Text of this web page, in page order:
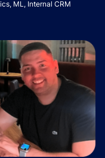
ML, Internal CRM